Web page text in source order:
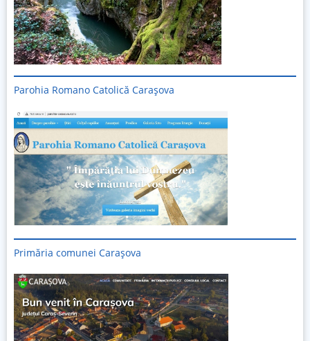
Parohia Romano Catolică Carașova
Primăria comunei Carașova